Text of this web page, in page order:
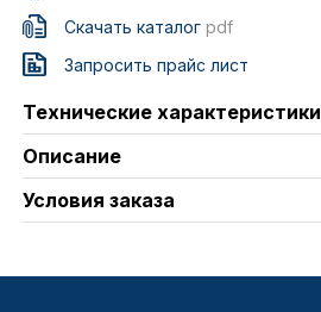
Скачать каталогpdf
Запросить прайс лист
Технические характеристики
Описание
Условия заказа